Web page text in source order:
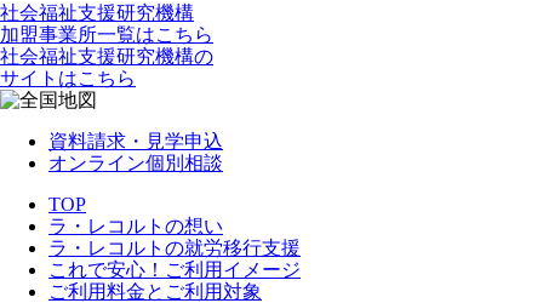
社会福祉支援研究機構
加盟事業所一覧はこちら
社会福祉支援研究機構の
サイトはこちら
資料請求・見学申込
オンライン個別相談
TOP
ラ・レコルトの想い
ラ・レコルトの就労移行支援
これで安心！ご利用イメージ
ご利用料金とご利用対象